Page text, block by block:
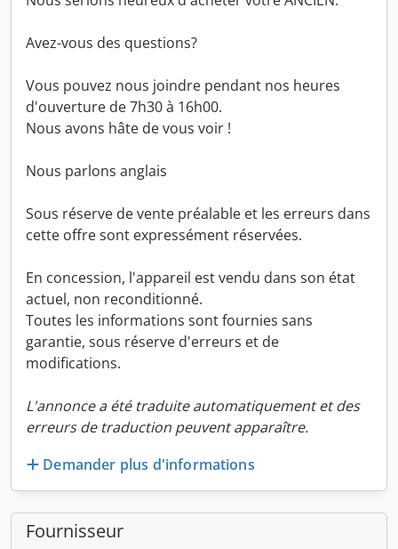
Avez-vous des questions?
Vous pouvez nous joindre pendant nos heures
d'ouverture de 7h30 à 16h00.
Nous avons hâte de vous voir !
Nous parlons anglais
Sous réserve de vente préalable et les erreurs dans
cette offre sont expressément réservées.
En concession, l'appareil est vendu dans son état
actuel, non reconditionné.
Toutes les informations sont fournies sans
garantie, sous réserve d'erreurs et de
modifications.
L'annonce a été traduite automatiquement et des
erreurs de traduction peuvent apparaître.
Demander plus d'informations
Fournisseur